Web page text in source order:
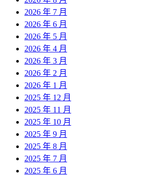
2026 年 7 月
2026 年 6 月
2026 年 5 月
2026 年 4 月
2026 年 3 月
2026 年 2 月
2026 年 1 月
2025 年 12 月
2025 年 11 月
2025 年 10 月
2025 年 9 月
2025 年 8 月
2025 年 7 月
2025 年 6 月